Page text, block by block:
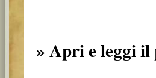
» Apri e leggi